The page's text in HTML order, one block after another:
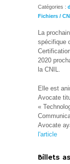
Catégories :
Fichiers /
La
spécifique
2020
la CNIL.
Elle est
Avocate
«
Avocate
l'article
Billets